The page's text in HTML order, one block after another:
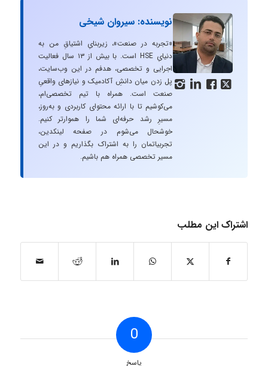
   
نویسنده: سیروان شیخی
«تجربه در صنعت»، زیربنایِ اشتیاقِ من به
دنیایِ HSE است. با بیش از ۱۳ سال فعالیت
اجرایی و تخصصی، هدفم در این وب‌سایت،
پل زدن میان دانشِ آکادمیک و نیازهای واقعیِ
صنعت است. همراه با تیم تخصصی‌ام،
می‌کوشیم تا با ارائه محتوای کاربردی و به‌روز،
مسیرِ رشد حرفه‌ای شما را هموارتر کنیم.
خوشحال می‌شوم در صفحه لینکدین،
تجربیاتمان را به اشتراک بگذاریم و در این
مسیر تخصصی همراه هم باشیم.
اشتراک این مطلب
0
پاسخ